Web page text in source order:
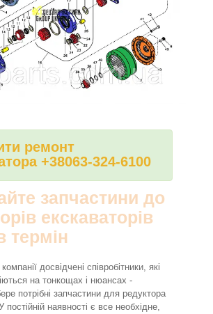
ремонт
+38063-324-6100
запчастини до
екскаваторів
термін
досвідчені співробітники, які
на тонкощах і нюансах -
потрібні запчастини для редуктора
постійній наявності є все необхідне,